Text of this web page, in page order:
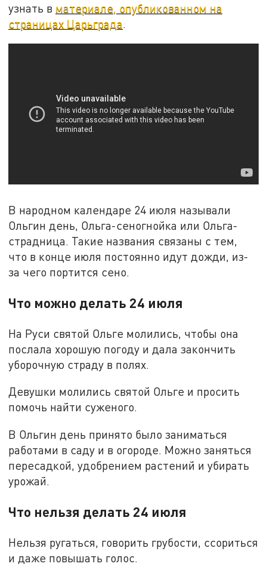
узнать в материале, опубликованном на
страницах Царьграда.
В народном календаре 24 июля называли
Ольгин день, Ольга-сеногнойка или Ольга-
страдница. Такие названия связаны с тем,
что в конце июля постоянно идут дожди, из-
за чего портится сено.
Что можно делать 24 июля
На Руси святой Ольге молились, чтобы она
послала хорошую погоду и дала закончить
уборочную страду в полях.
Девушки молились святой Ольге и просить
помочь найти суженого.
В Ольгин день принято было заниматься
работами в саду и в огороде. Можно заняться
пересадкой, удобрением растений и убирать
урожай.
Что нельзя делать 24 июля
Нельзя ругаться, говорить грубости, ссориться
и даже повышать голос.